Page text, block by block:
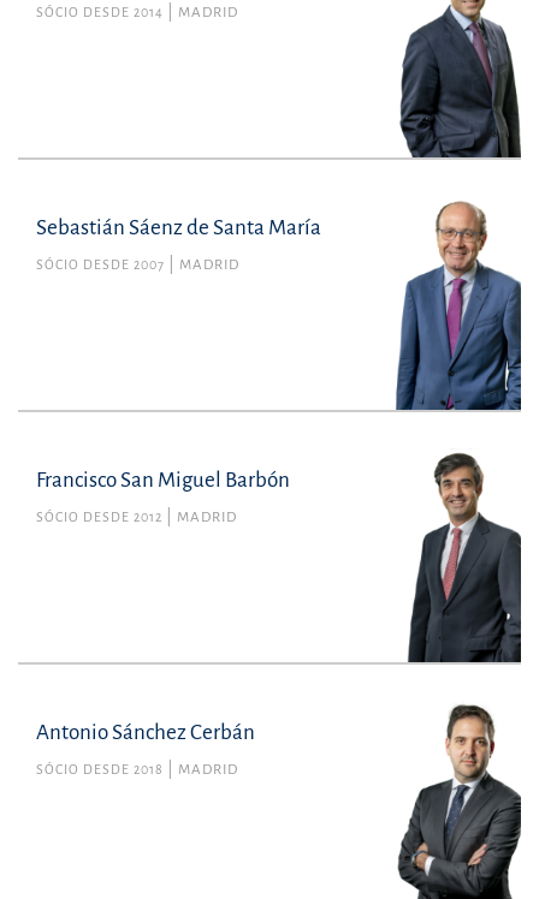
SÓCIO DESDE 2014 MADRID
Sebastián Sáenz de Santa María
SÓCIO DESDE 2007 MADRID
Francisco San Miguel Barbón
SÓCIO DESDE 2012 MADRID
Antonio Sánchez Cerbán
SÓCIO DESDE 2018 MADRID